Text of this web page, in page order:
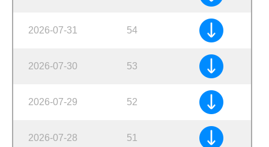
2026-07-31 54
2026-07-30 53
2026-07-29 52
2026-07-28 51